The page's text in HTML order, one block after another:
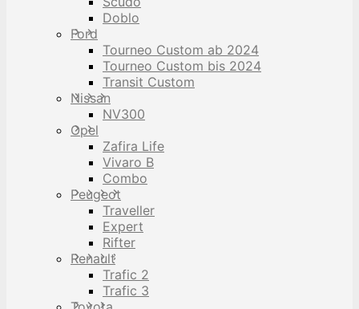
Doblo
Ford
Tourneo Custom ab 2024
Tourneo Custom bis 2024
Transit Custom
Nissan
NV300
Opel
Zafira Life
Vivaro B
Combo
Peugeot
Traveller
Expert
Rifter
Renault
Trafic 2
Trafic 3